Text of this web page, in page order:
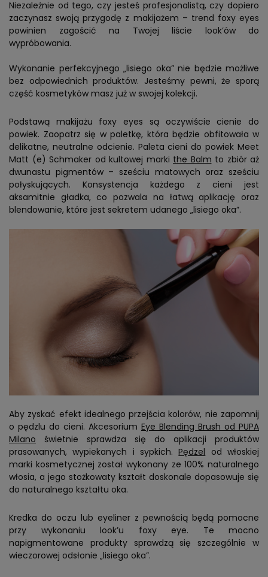
Niezależnie od tego, czy jesteś profesjonalistą, czy dopiero
zaczynasz swoją przygodę z makijażem – trend foxy eyes
powinien zagościć na Twojej liście look’ów do
wypróbowania.
Wykonanie perfekcyjnego „lisiego oka” nie będzie możliwe
bez odpowiednich produktów. Jesteśmy pewni, że sporą
część kosmetyków masz już w swojej kolekcji.
Podstawą makijażu foxy eyes są oczywiście cienie do
powiek. Zaopatrz się w paletkę, która będzie obfitowała w
delikatne, neutralne odcienie. Paleta cieni do powiek Meet
Matt (e) Schmaker od kultowej marki the Balm to zbiór aż
dwunastu pigmentów – sześciu matowych oraz sześciu
połyskujących. Konsystencja każdego z cieni jest
aksamitnie gładka, co pozwala na łatwą aplikację oraz
blendowanie, które jest sekretem udanego „lisiego oka”.
Aby zyskać efekt idealnego przejścia kolorów, nie zapomnij
o pędzlu do cieni. Akcesorium Eye Blending Brush od PUPA
Milano świetnie sprawdza się do aplikacji produktów
prasowanych, wypiekanych i sypkich.Pędzel od włoskiej
marki kosmetycznej został wykonany ze 100% naturalnego
włosia, a jego stożkowaty kształt doskonale dopasowuje się
do naturalnego kształtu oka.
Kredka do oczu lub eyeliner z pewnością będą pomocne
przy wykonaniu look’u foxy eye. Te mocno
napigmentowane produkty sprawdzą się szczególnie w
wieczorowej odsłonie „lisiego oka”.